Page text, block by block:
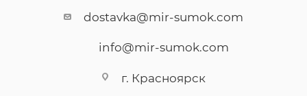
dostavka@mir-sumok.com
info@mir-sumok.com
г. Красноярск